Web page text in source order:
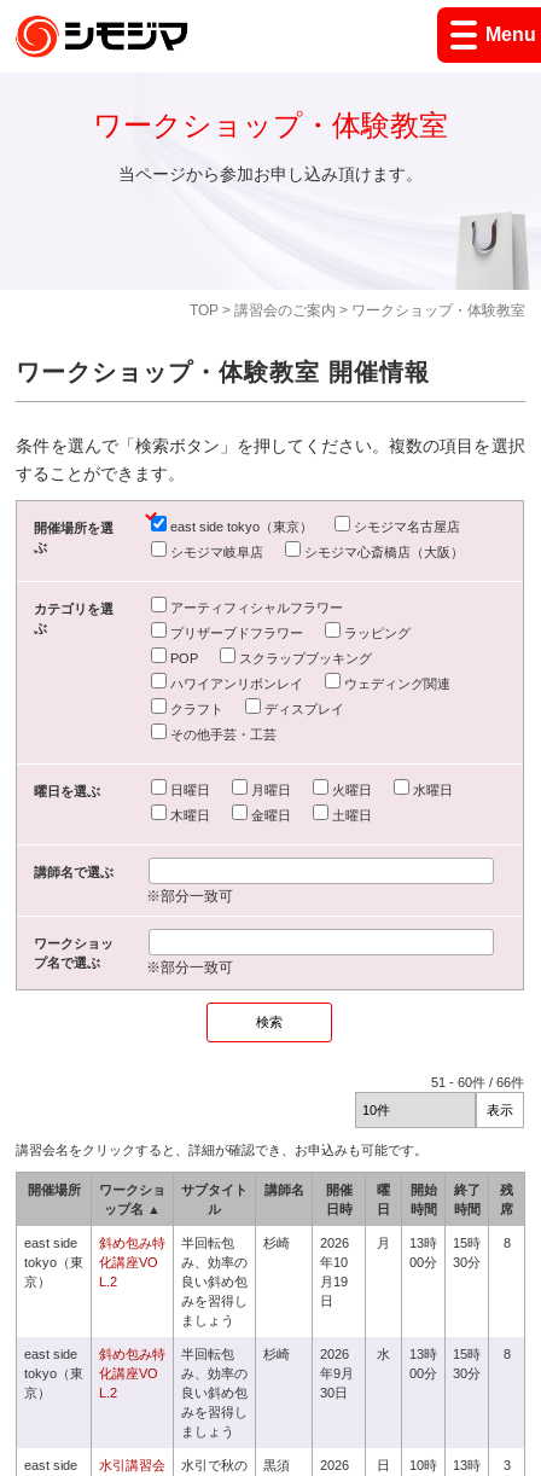
Menu
TOP> 講習会のご案内 > ワークショップ・体験教室
ワークショップ・体験教室
当ページから参加お申し込み頂けます。
ワークショップ・体験教室 開催情報
条件を選んで「検索ボタン」を押してください。複数の項目を選択
することができます。
開催場所を選
ぶ
east side tokyo（東京）
シモジマ名古屋店
シモジマ岐阜店
シモジマ心斎橋店（大阪）
カテゴリを選
ぶ
アーティフィシャルフラワー
プリザーブドフラワー
ラッピング
POP
スクラップブッキング
ハワイアンリボンレイ
ウェディング関連
クラフト
ディスプレイ
その他手芸・工芸
曜日を選ぶ 日曜日 月曜日 火曜日
水曜日
木曜日
金曜日 土曜日
講師名で選ぶ
※部分一致可
ワークショッ
プ名で選ぶ
※部分一致可
51 -60件 /66件
講習会名をクリックすると、詳細が確認でき、お申込みも可能です。
開催場所
ワークショ
ップ名 ▲
サブタイト
ル
講師名
開催
日時
曜
日
開始
時間
終了
時間
残
席
east side
tokyo（東
京）
斜め包み特
化講座VO
L.2
半回転包
み、効率の
良い斜め包
みを習得し
ましょう
杉崎
2026
年10
月19
日
月
13時
00分
15時
30分
8
east side
tokyo（東
京）
斜め包み特
化講座VO
L.2
半回転包
み、効率の
良い斜め包
みを習得し
ましょう
杉崎
2026
年9月
30日
水
13時
00分
15時
30分
8
east side
水引講習会
水引で秋の
黒須
2026
日
10時
13時
3